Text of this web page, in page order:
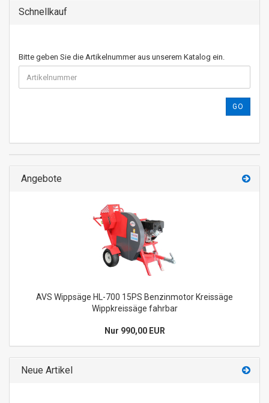
Schnellkauf
Bitte geben Sie die Artikelnummer aus unserem Katalog ein.
GO
Angebote
AVS Wippsäge HL-700 15PS Benzinmotor Kreissäge
Wippkreissäge fahrbar
Nur 990,00 EUR
Neue Artikel